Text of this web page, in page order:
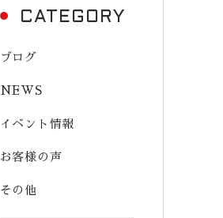
CATEGORY
ブログ
NEWS
イベント情報
お客様の声
その他